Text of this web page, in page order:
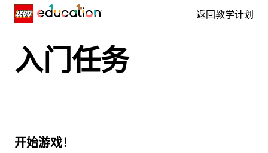
Skip navigation 返回教学计划
入门任务
开始游戏！